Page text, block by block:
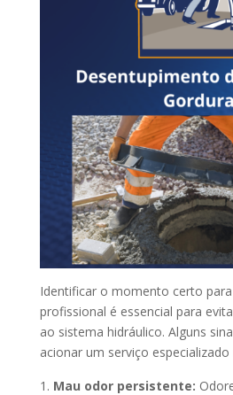
Identificar o momento certo
profissional é essencial para
ao sistema hidráulico. Alguns
acionar um serviço especializado
Mau odor persistente: